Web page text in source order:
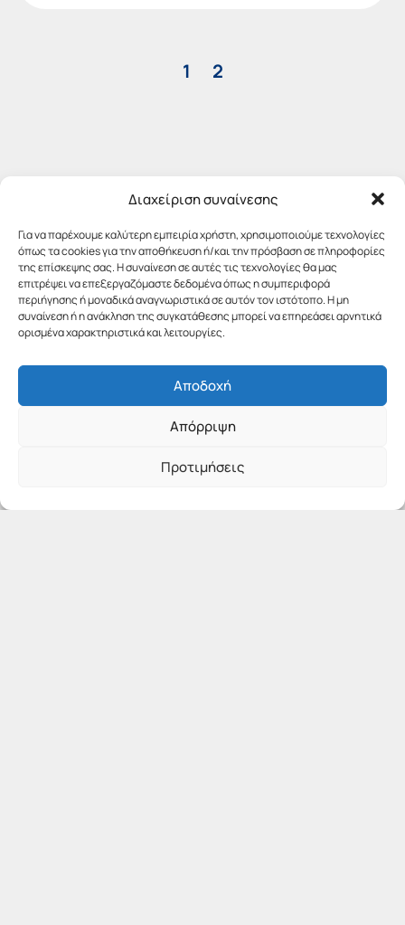
Διαχείριση συναίνεσης
Για να παρέχουμε καλύτερη εμπειρία χρήστη, χρησιμοποιούμε τεχνολογίες
όπως τα cookies για την αποθήκευση ή/και την πρόσβαση σε πληροφορίες
της επίσκεψης σας. Η συναίνεση σε αυτές τις τεχνολογίες θα μας
επιτρέψει να επεξεργαζόμαστε δεδομένα όπως η συμπεριφορά
περιήγησης ή μοναδικά αναγνωριστικά σε αυτόν τον ιστότοπο. Η μη
συναίνεση ή η ανάκληση της συγκατάθεσης μπορεί να επηρεάσει αρνητικά
ορισμένα χαρακτηριστικά και λειτουργίες.
Αποδοχή
Απόρριψη
Προτιμήσεις
1 2